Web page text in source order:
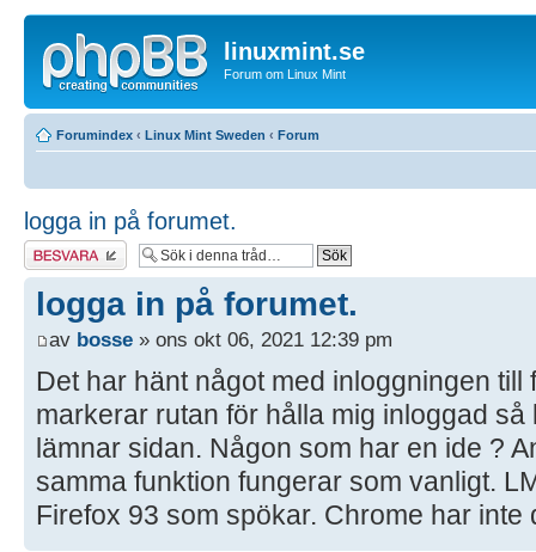
linuxmint.se
Forum om Linux Mint
Forumindex ‹ Linux Mint Sweden ‹ Forum
logga in på forumet.
Besvara
logga in på forumet.
av bosse » ons okt 06, 2021 12:39 pm
Det har hänt något med inloggningen till
markerar rutan för hålla mig inloggad
lämnar sidan. Någon som har en ide ?
samma funktion fungerar som vanligt.
Firefox 93 som spökar. Chrome har inte